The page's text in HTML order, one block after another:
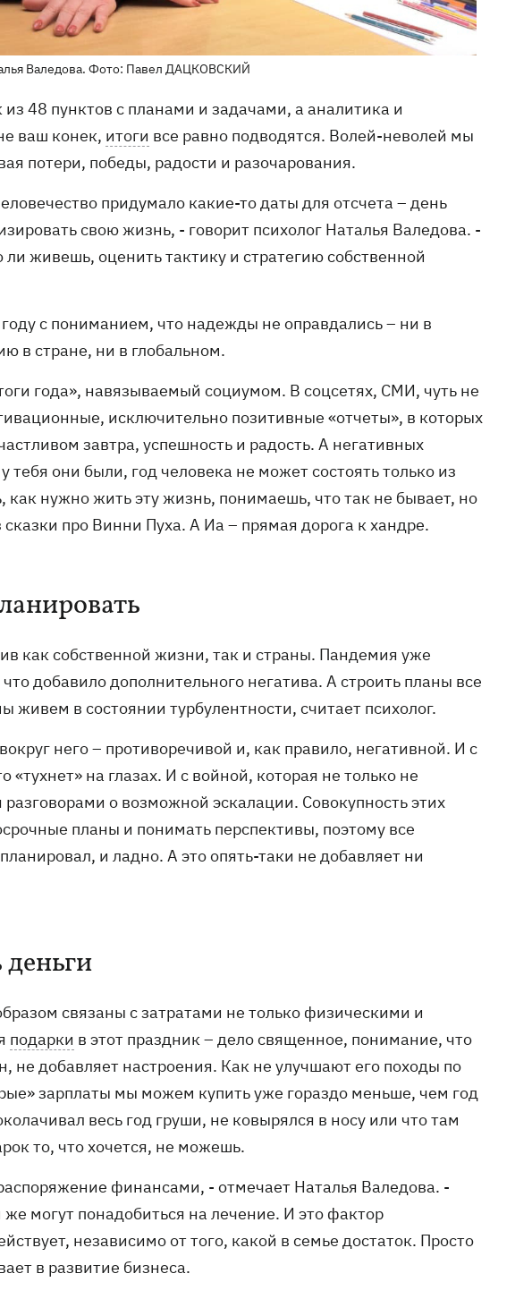
Валедова. Фото: Павел ДАЦКОВСКИЙ
48 пунктов с планами и задачами, а аналитика и
ваш конек, итоги все равно подводятся. Волей-неволей мы
потери, победы, радости и разочарования.
придумало какие-то даты для отсчета – день
свою жизнь, - говорит психолог Наталья Валедова. -
живешь, оценить тактику и стратегию собственной
с пониманием, что надежды не оправдались – ни в
в стране, ни в глобальном.
года», навязываемый социумом. В соцсетях, СМИ, чуть не
исключительно позитивные «отчеты», в которых
завтра, успешность и радость. А негативных
они были, год человека не может состоять только из
нужно жить эту жизнь, понимаешь, что так не бывает, но
про Винни Пуха. А Иа – прямая дорога к хандре.
как собственной жизни, так и страны. Пандемия уже
добавило дополнительного негатива. А строить планы все
живем в состоянии турбулентности, считает психолог.
него – противоречивой и, как правило, негативной. И с
на глазах. И с войной, которая не только не
о возможной эскалации. Совокупность этих
планы и понимать перспективы, поэтому все
и ладно. А это опять-таки не добавляет ни
связаны с затратами не только физическими и
подарки в этот праздник – дело священное, понимание, что
не добавляет настроения. Как не улучшают его походы по
зарплаты мы можем купить уже гораздо меньше, чем год
весь год груши, не ковырялся в носу или что там
то, что хочется, не можешь.
финансами, - отмечает Наталья Валедова. -
могут понадобиться на лечение. И это фактор
независимо от того, какой в семье достаток. Просто
в развитие бизнеса.